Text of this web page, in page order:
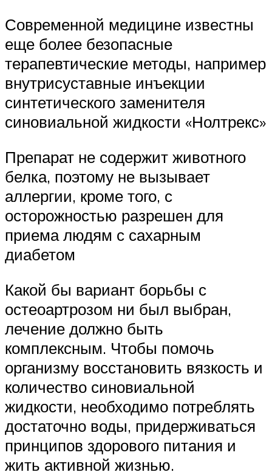
Современной медицине известны
еще более безопасные
терапевтические методы, например
внутрисуставные инъекции
синтетического заменителя
синовиальной жидкости «Нолтрекс»
Препарат не содержит животного
белка, поэтому не вызывает
аллергии, кроме того, с
осторожностью разрешен для
приема людям с сахарным
диабетом
Какой бы вариант борьбы с
остеоартрозом ни был выбран,
лечение должно быть
комплексным. Чтобы помочь
организму восстановить вязкость и
количество синовиальной
жидкости, необходимо потреблять
достаточно воды, придерживаться
принципов здорового питания и
жить активной жизнью.